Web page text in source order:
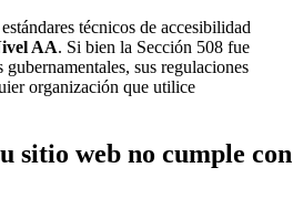
técnicos de accesibilidad
AA. Si bien la Sección 508 fue
sus regulaciones
organización que utilice
sitio web no cumple con